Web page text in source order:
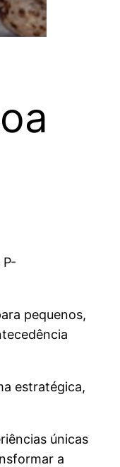
P-
pequenos,
estratégica,
únicas
a